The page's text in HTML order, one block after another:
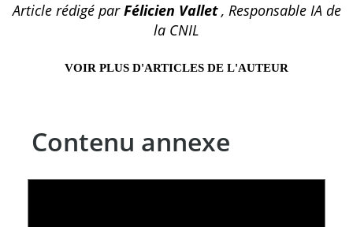
Article rédigé parFélicien Vallet, Responsable IA de
la CNIL
VOIR PLUS D'ARTICLES DE L'AUTEUR
Contenu annexe